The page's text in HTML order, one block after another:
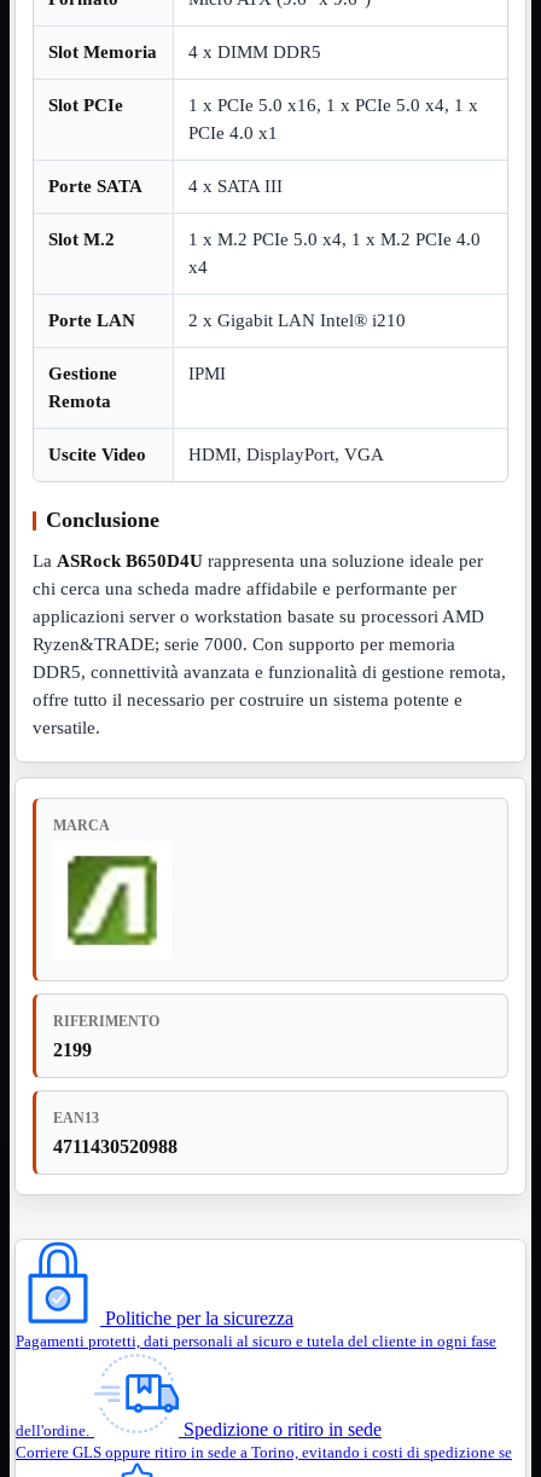
Staffa 
Parallela
Seriale
USB
UPSMostra tutti i prodotti
Batterie
Cavi Alimentazione
AlimentatoriMostra tutti i prodotti
5Volts
PC 
Tablet

APPLE
ASUS
DELL
HP
IBM/LENOVO
MICROSOFT
SAMSUNG
SONY
Universali
PCMostra tutti i prodotti
AccessoriMostra tutti i prodotti
HUB USB 
Joypad Joystick
Lettori Barcode
Borse Notebook
da 12" a 15,6"
HUB USBMostra tutti i prodotti
2.0
Slot Memoria 4 x DIMM DDR5
Slot PCIe
1 x PCIe 5.0 x16, 1 x PCIe 5.0 x4, 1 x
PCIe 4.0 x1
Porte SATA 4 x SATA III
Slot M.2
1 x M.2 PCIe 5.0 x4, 1 x M.2 PCIe 4.0
x4
Porte LAN 2 x Gigabit LAN Intel® i210
Gestione
Remota
IPMI
Uscite Video HDMI, DisplayPort, VGA
Conclusione
La ASRock B650D4U rappresenta una soluzione ideale per
chi cerca una scheda madre affidabile e performante per
applicazioni server o workstation basate su processori AMD
Ryzen&TRADE; serie 7000. Con supporto per memoria
DDR5, connettività avanzata e funzionalità di gestione remota,
offre tutto il necessario per costruire un sistema potente e
versatile.
MARCA
RIFERIMENTO
2199
EAN13
4711430520988
Politiche per la sicurezza
Pagamenti protetti, dati personali al sicuro e tutela del cliente in ogni fase
dell'ordine. Spedizione o ritiro in sede
Corriere GLS oppure ritiro in sede a Torino, evitando i costi di spedizione se